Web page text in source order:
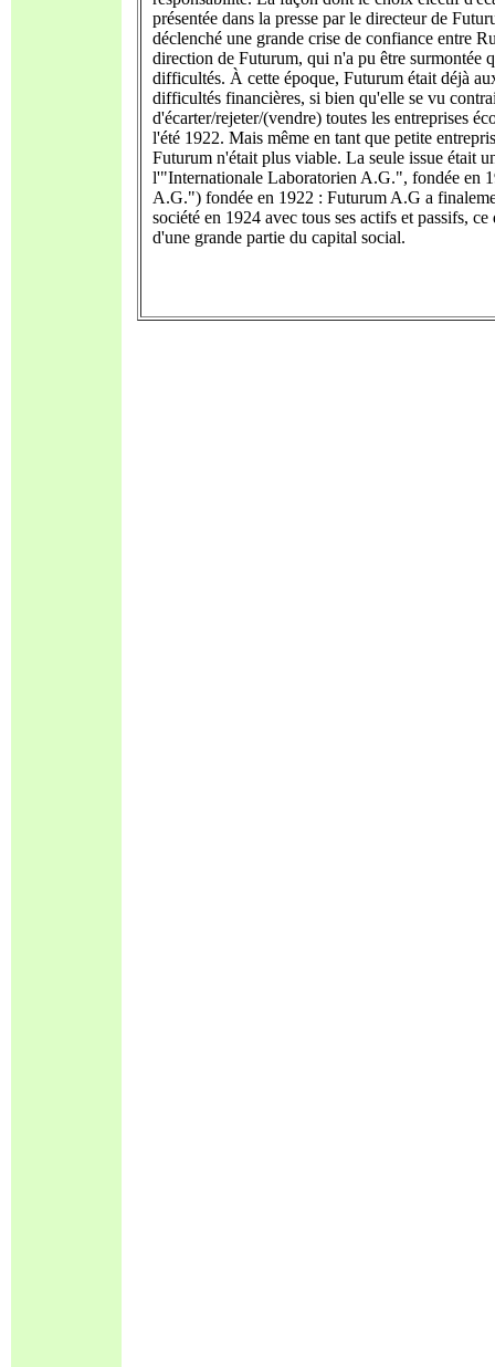
présentée dans la presse par le directeur de
déclenché une grande crise de confiance entre
direction de Futurum, qui n'a pu être surmontée
difficultés. À cette époque, Futurum était déjà
difficultés financières, si bien qu'elle se vu
d'écarter/rejeter/(vendre) toutes les entreprises
l'été 1922. Mais même en tant que petite
Futurum n'était plus viable. La seule issue était
l'"Internationale Laboratorien A.G.", fondée en
A.G.") fondée en 1922 : Futurum A.G a
société en 1924 avec tous ses actifs et passifs,
d'une grande partie du capital social.